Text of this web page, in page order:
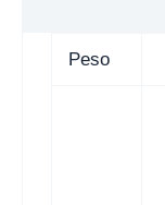
Peso